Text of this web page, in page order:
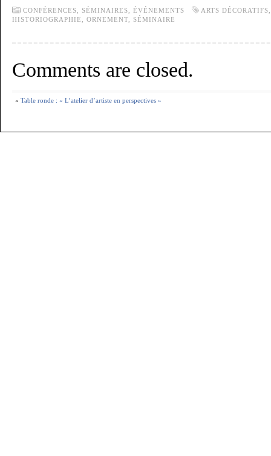
CONFÉRENCES, SÉMINAIRES, ÉVÉNEMENTS ARTS DÉCORATIFS
HISTORIOGRAPHIE
ORNEMENT SÉMINAIRE
Comments are closed.
« Table ronde : « L’atelier d’artiste en perspectives »